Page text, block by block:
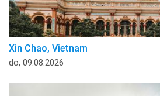
Xin Chao, Vietnam
do, 09.08.2026